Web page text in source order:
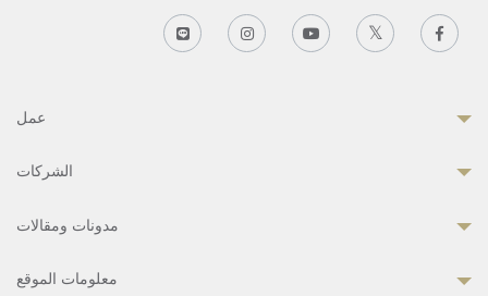
عمل
الشركات
مدونات ومقالات
معلومات الموقع